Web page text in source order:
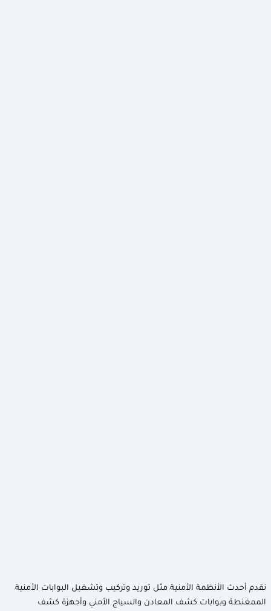
الأمنية مثل توريد وتركيب وتشغيل البوابات الأمنية
كشف المعادن والسياج الأمني وأجهزة كشف